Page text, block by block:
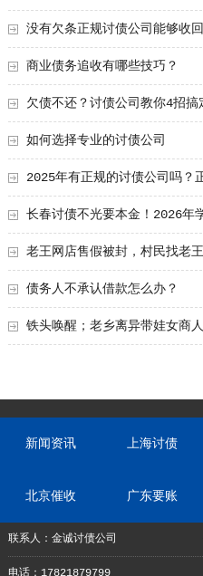
道
没有欠条正规讨债公司能够收
商业债务追收有哪些技巧？
欠债不还？讨债公司教你4招搞
如何选择专业的讨债公司
2025年有正规的讨债公司吗？
特点有哪些？
长春讨债不光要本金！2026年
老王网店售假被封，村民找老
离婚，老王被绿
债务人不承认借款怎么办？
铁头唤醒；老乡离异带娃女商
新闻资讯 上海讨债
北京催收 广东要账
联系人：金诚讨债公司
电话：17821879799